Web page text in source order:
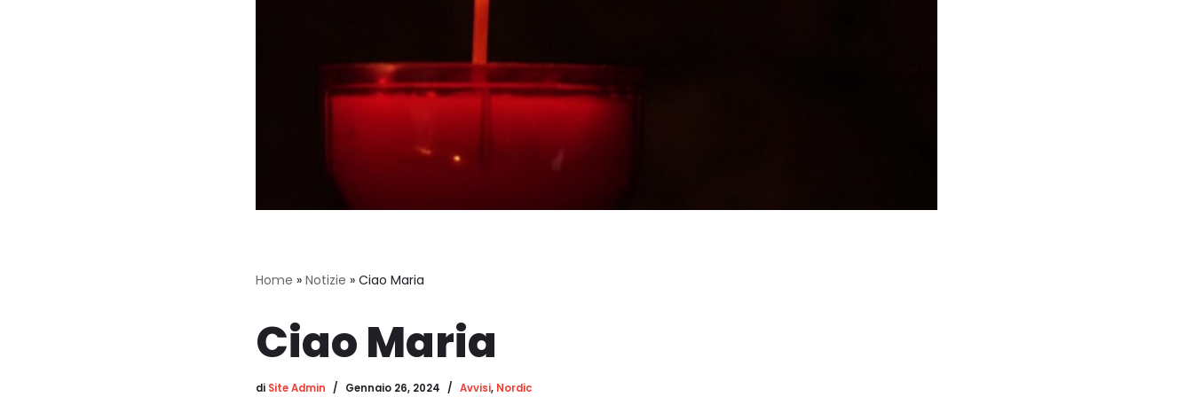
Home » Notizie » Ciao Maria
Ciao Maria
di Site Admin Gennaio 26, 2024 Avvisi, Nordic